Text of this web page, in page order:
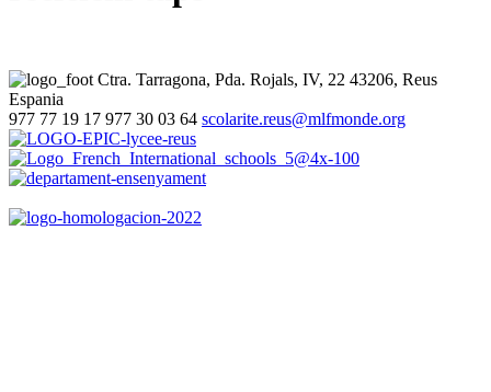
Ctra. Tarragona, Pda. Rojals, IV, 22 43206, Reus
Espania
977 77 19 17 977 30 03 64 scolarite.reus@mlfmonde.org